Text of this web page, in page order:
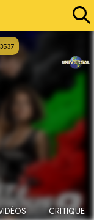
CRITIQUE